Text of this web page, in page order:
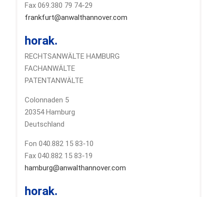
Fax 069.380 79 74-29
frankfurt@anwalthannover.com
horak.
RECHTSANWÄLTE HAMBURG
FACHANWÄLTE
PATENTANWÄLTE
Colonnaden 5
20354 Hamburg
Deutschland
Fon 040.882 15 83-10
Fax 040.882 15 83-19
hamburg@anwalthannover.com
horak.